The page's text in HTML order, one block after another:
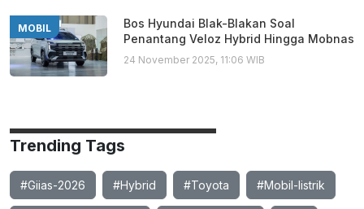
MOBIL
Bos Hyundai Blak-Blakan Soal
Penantang Veloz Hybrid Hingga Mobnas
24 November 2025, 11:06 WIB
Trending Tags
#Giias-2026 #Hybrid #Toyota #Mobil-listrik